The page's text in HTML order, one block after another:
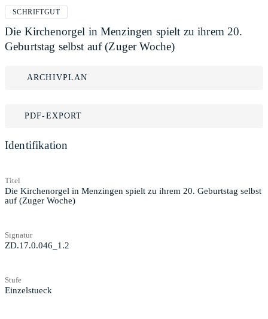
SCHRIFTGUT
Die Kirchenorgel in Menzingen spielt zu ihrem 20.
Geburtstag selbst auf (Zuger Woche)
ARCHIVPLAN
PDF-EXPORT
Identifikation
Titel
Die Kirchenorgel in Menzingen spielt zu ihrem 20. Geburtstag selbst
auf (Zuger Woche)
Signatur
ZD.17.0.046_1.2
Stufe
Einzelstueck